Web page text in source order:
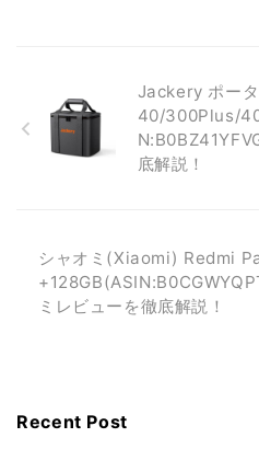
Jackery ポー
40/300Plus/
底解説！
シャオミ(Xiaomi) Redmi
ミレビューを徹底解説！
Recent Post